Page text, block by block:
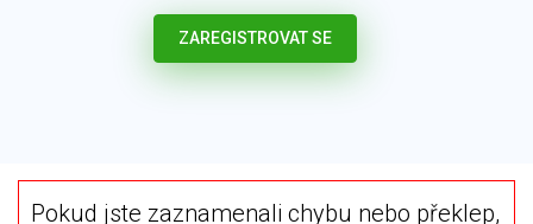
ZAREGISTROVAT SE
Pokud jste zaznamenali chybu nebo překlep,